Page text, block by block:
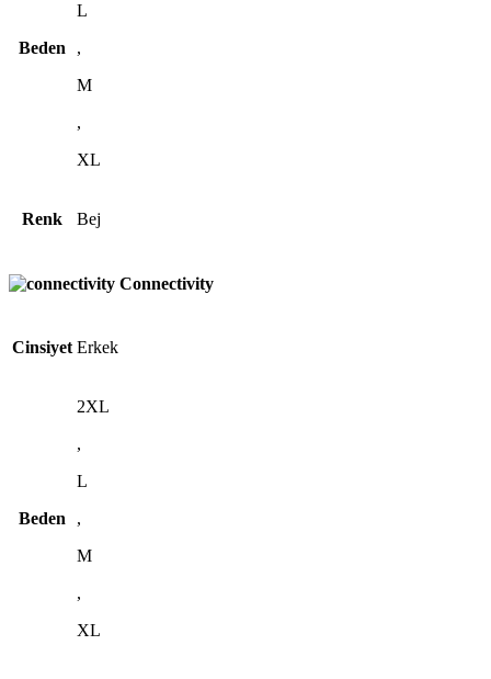
Beden
L
,
M
,
XL
Renk Bej
Connectivity
Cinsiyet Erkek
Beden
2XL
,
L
,
M
,
XL